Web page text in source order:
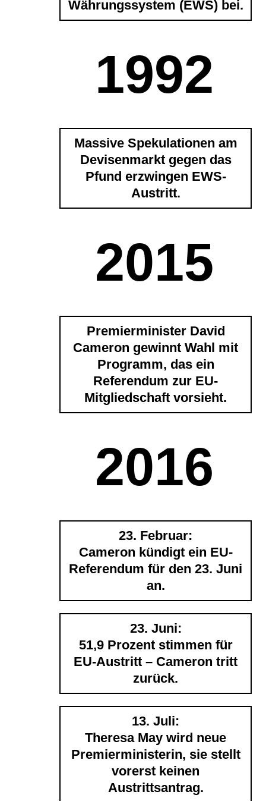
Währungssystem (EWS) bei.
1992
Massive Spekulationen am
Devisenmarkt gegen das
Pfund erzwingen EWS-
Austritt.
2015
Premierminister David
Cameron gewinnt Wahl mit
Programm, das ein
Referendum zur EU-
Mitgliedschaft vorsieht.
2016
23. Februar:
Cameron kündigt ein EU-
Referendum für den 23. Juni
an.
23. Juni:
51,9 Prozent stimmen für
EU-Austritt – Cameron tritt
zurück.
13. Juli:
Theresa May wird neue
Premierministerin, sie stellt
vorerst keinen
Austrittsantrag.